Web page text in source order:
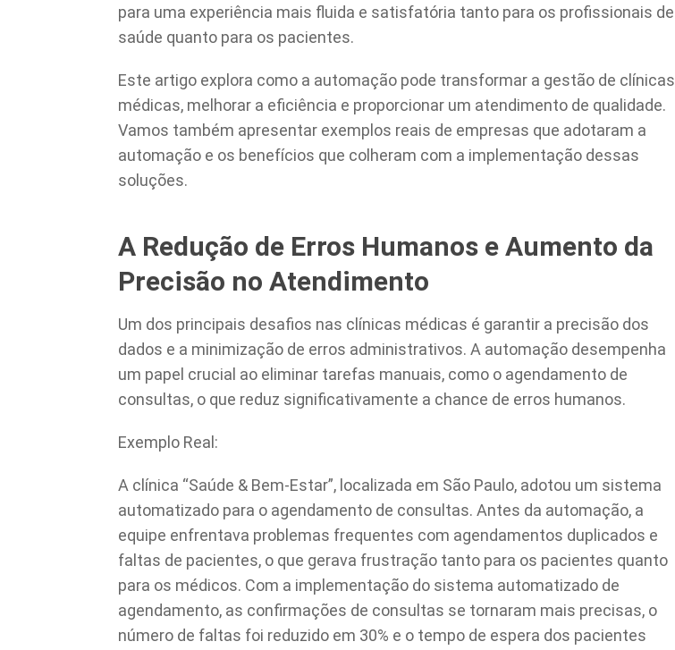
para uma experiência mais fluida e satisfatória tanto para os profissionais de
saúde quanto para os pacientes.
Este artigo explora como a automação pode transformar a gestão de clínicas
médicas, melhorar a eficiência e proporcionar um atendimento de qualidade.
Vamos também apresentar exemplos reais de empresas que adotaram a
automação e os benefícios que colheram com a implementação dessas
soluções.
A Redução de Erros Humanos e Aumento da
Precisão no Atendimento
Um dos principais desafios nas clínicas médicas é garantir a precisão dos
dados e a minimização de erros administrativos. A automação desempenha
um papel crucial ao eliminar tarefas manuais, como o agendamento de
consultas, o que reduz significativamente a chance de erros humanos.
Exemplo Real:
A clínica “Saúde & Bem-Estar”, localizada em São Paulo, adotou um sistema
automatizado para o agendamento de consultas. Antes da automação, a
equipe enfrentava problemas frequentes com agendamentos duplicados e
faltas de pacientes, o que gerava frustração tanto para os pacientes quanto
para os médicos. Com a implementação do sistema automatizado de
agendamento, as confirmações de consultas se tornaram mais precisas, o
número de faltas foi reduzido em 30% e o tempo de espera dos pacientes